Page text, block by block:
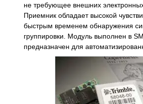
не требующее внешних
Приемник обладает высокой
быстрым временем обнаружения
группировки. Модуль выполнен в
предназначен для